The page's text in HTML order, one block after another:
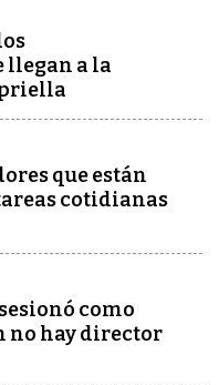
llegan a la
que están
cotidianas
como
no hay director